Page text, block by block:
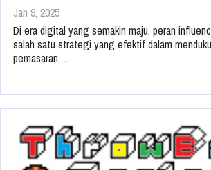
Jan 9, 2025
Di era digital yang semakin maju, peran
salah satu strategi yang efektif dalam
pemasaran.…